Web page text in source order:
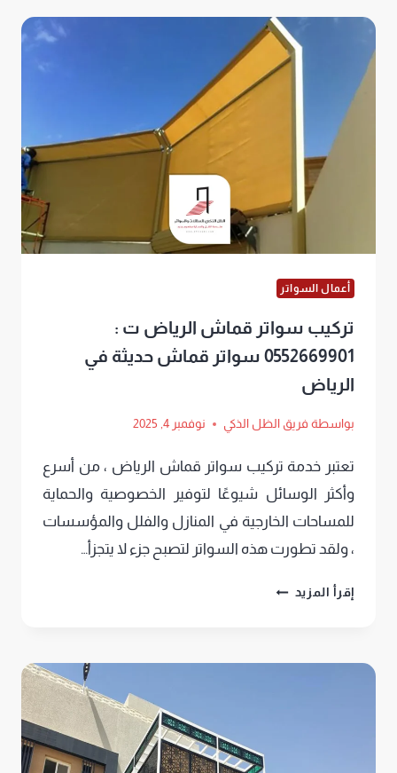
ليزر
الرياض
0552669901
ليزر
أعمال السواتر
تركيب سواتر قماش الرياض ت :
0552669901 سواتر قماش حديثة في
الرياض
بواسطة فريق الظل الذكي نوفمبر 4, 2025
تعتبر خدمة تركيب سواتر قماش الرياض ، من أسرع
وأكثر الوسائل شيوعًا لتوفير الخصوصية والحماية
للمساحات الخارجية في المنازل والفلل والمؤسسات
، ولقد تطورت هذه السواتر لتصبح جزء لا يتجزأ…
إقرأ المزيد تركيب
0552669901